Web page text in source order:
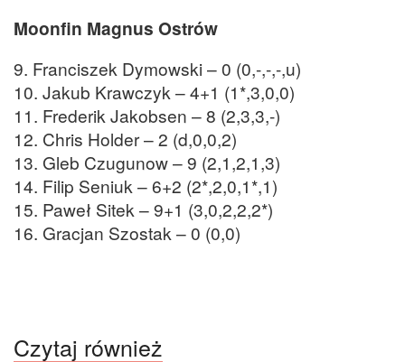
Moonfin Magnus Ostrów
9. Franciszek Dymowski – 0 (0,-,-,-,u)
10. Jakub Krawczyk – 4+1 (1*,3,0,0)
11. Frederik Jakobsen – 8 (2,3,3,-)
12. Chris Holder – 2 (d,0,0,2)
13. Gleb Czugunow – 9 (2,1,2,1,3)
14. Filip Seniuk – 6+2 (2*,2,0,1*,1)
15. Paweł Sitek – 9+1 (3,0,2,2,2*)
16. Gracjan Szostak – 0 (0,0)
Czytaj również